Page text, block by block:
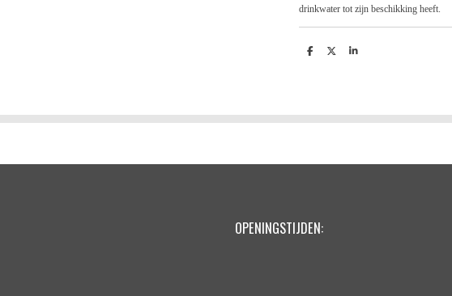
drinkwater tot zijn beschikking heeft.
D
D
S
OPENINGSTIJDEN: